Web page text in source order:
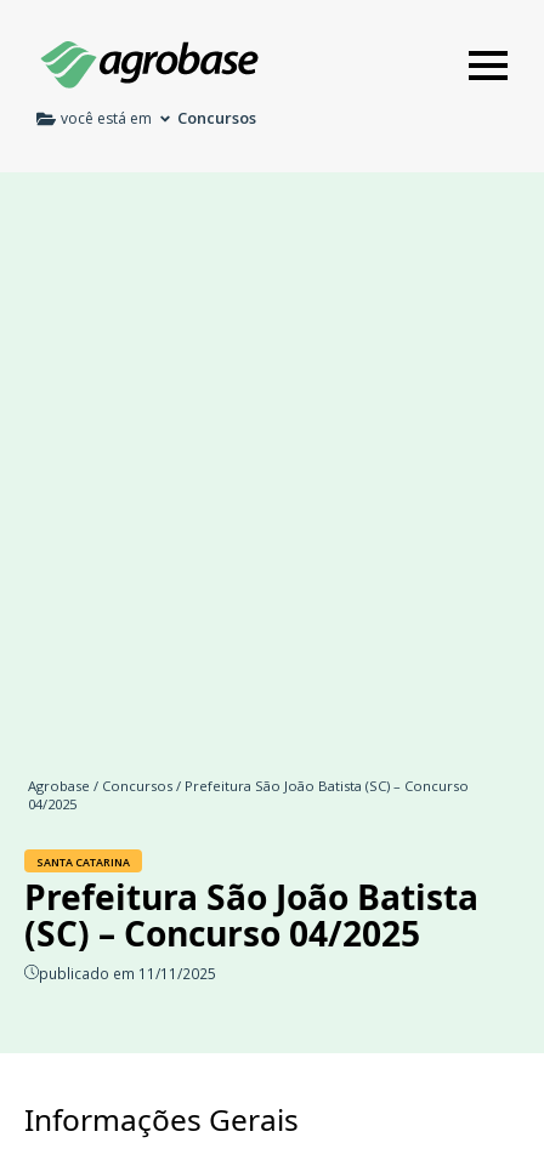
você está em Concursos
Agrobase / Concursos / Prefeitura São João Batista (SC) – Concurso
04/2025
SANTA CATARINA
Prefeitura São João Batista
(SC) – Concurso 04/2025
publicado em 11/11/2025
Informações Gerais